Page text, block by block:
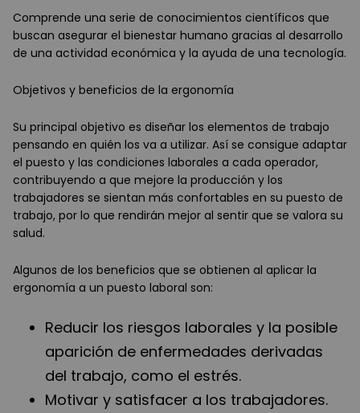
Comprende una serie de conocimientos científicos que
buscan asegurar el bienestar humano gracias al desarrollo
de una actividad económica y la ayuda de una tecnología.
Objetivos y beneficios de la ergonomía
Su principal objetivo es diseñar los elementos de trabajo
pensando en quién los va a utilizar. Así se consigue adaptar
el puesto y las condiciones laborales a cada operador,
contribuyendo a que mejore la producción y los
trabajadores se sientan más confortables en su puesto de
trabajo, por lo que rendirán mejor al sentir que se valora su
salud.
Algunos de los beneficios que se obtienen al aplicar la
ergonomía a un puesto laboral son:
Reducir los riesgos laborales y la posible
aparición de enfermedades derivadas
del trabajo, como el estrés.
Motivar y satisfacer a los trabajadores.